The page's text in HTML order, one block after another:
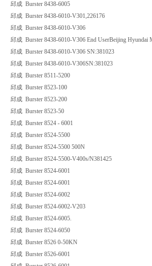
邱成 Burster 8438-6005
邱成 Burster 8438-6010-V301,226176
邱成 Burster 8438-6010-V306
邱成 Burster 8438-6010-V306 End UserBeijing Hyundai
邱成 Burster 8438-6010-V306 SN:381023
邱成 Burster 8438-6010-V306SN:381023
邱成 Burster 8511-5200
邱成 Burster 8523-100
邱成 Burster 8523-200
邱成 Burster 8523-50
邱成 Burster 8524 - 6001
邱成 Burster 8524-5500
邱成 Burster 8524-5500 500N
邱成 Burster 8524-5500-V400s/N381425
邱成 Burster 8524-6001
邱成 Burster 8524-6001
邱成 Burster 8524-6002
邱成 Burster 8524-6002-V203
邱成 Burster 8524-6005.
邱成 Burster 8524-6050
邱成 Burster 8526 0-50KN
邱成 Burster 8526-6001